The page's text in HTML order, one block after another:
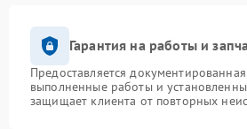
Гарантия на работы и
Предоставляется
выполненные работы и
защищает клиента от повторных